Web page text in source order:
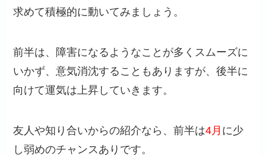
求めて積極的に動いてみましょう。
前半は、障害になるようなことが多くスムーズに
いかず、意気消沈することもありますが、後半に
向けて運気は上昇していきます。
友人や知り合いからの紹介なら、前半は4月 に少
し弱めのチャンスありです。